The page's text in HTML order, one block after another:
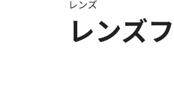
レンズ
レンズ